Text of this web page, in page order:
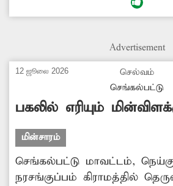
பகுதியில் மழைக்காலங்களில்
அவதியடைகின்றனர். எனவே
Advertisement
12 ஜூலை 2026
செல்வம்
செங்கல்பட்டு
பகலில் எரியும்
மின்சாரம்
செங்கல்பட்டு மாவட்டம்,
நரசங்குப்பம் கிராமத்தில்